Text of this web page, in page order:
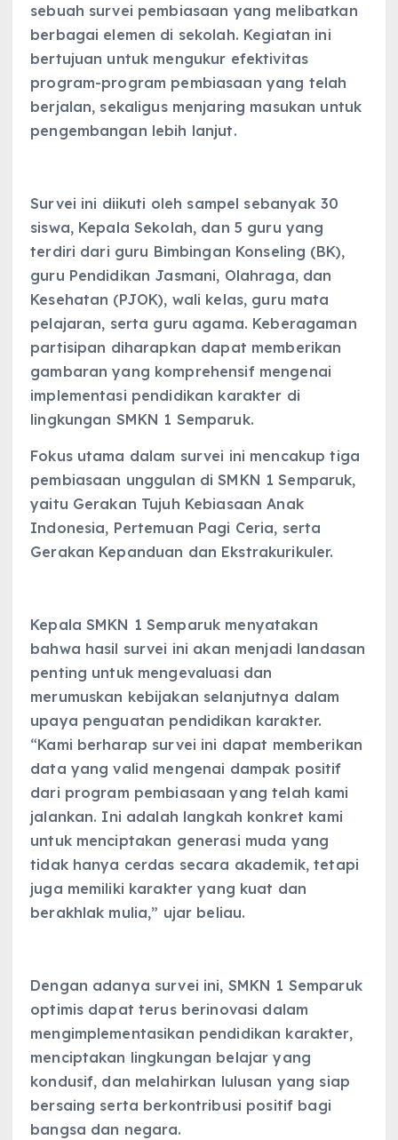
sebuah survei pembiasaan yang melibatkan
berbagai elemen di sekolah. Kegiatan ini
bertujuan untuk mengukur efektivitas
program-program pembiasaan yang telah
berjalan, sekaligus menjaring masukan untuk
pengembangan lebih lanjut.
Survei ini diikuti oleh sampel sebanyak 30
siswa, Kepala Sekolah, dan 5 guru yang
terdiri dari guru Bimbingan Konseling (BK),
guru Pendidikan Jasmani, Olahraga, dan
Kesehatan (PJOK), wali kelas, guru mata
pelajaran, serta guru agama. Keberagaman
partisipan diharapkan dapat memberikan
gambaran yang komprehensif mengenai
implementasi pendidikan karakter di
lingkungan SMKN 1 Semparuk.
Fokus utama dalam survei ini mencakup tiga
pembiasaan unggulan di SMKN 1 Semparuk,
yaitu Gerakan Tujuh Kebiasaan Anak
Indonesia, Pertemuan Pagi Ceria, serta
Gerakan Kepanduan dan Ekstrakurikuler.
Kepala SMKN 1 Semparuk menyatakan
bahwa hasil survei ini akan menjadi landasan
penting untuk mengevaluasi dan
merumuskan kebijakan selanjutnya dalam
upaya penguatan pendidikan karakter.
“Kami berharap survei ini dapat memberikan
data yang valid mengenai dampak positif
dari program pembiasaan yang telah kami
jalankan. Ini adalah langkah konkret kami
untuk menciptakan generasi muda yang
tidak hanya cerdas secara akademik, tetapi
juga memiliki karakter yang kuat dan
berakhlak mulia,” ujar beliau.
Dengan adanya survei ini, SMKN 1 Semparuk
optimis dapat terus berinovasi dalam
mengimplementasikan pendidikan karakter,
menciptakan lingkungan belajar yang
kondusif, dan melahirkan lulusan yang siap
bersaing serta berkontribusi positif bagi
bangsa dan negara.